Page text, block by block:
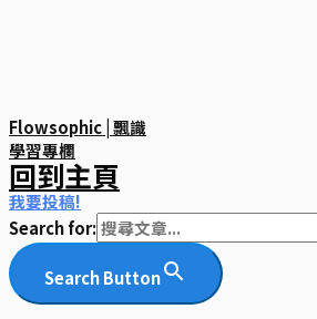
Flowsophic | 飄識
學習專欄
回到主頁
我要投稿!
Search for:
Search Button